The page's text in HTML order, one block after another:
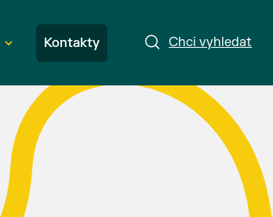
Chci vyhledat
Kontakty